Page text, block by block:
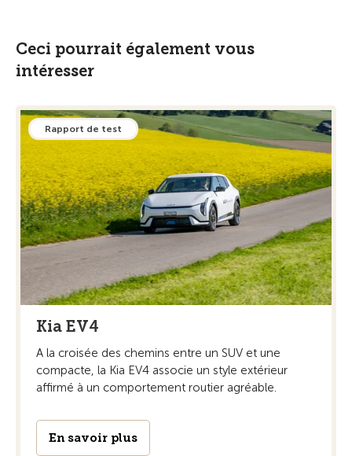
Ceci pourrait également vous
intéresser
Rapport de test
Kia EV4
A la croisée des chemins entre un SUV et une
compacte, la Kia EV4 associe un style extérieur
affirmé à un comportement routier agréable.
En savoir plus